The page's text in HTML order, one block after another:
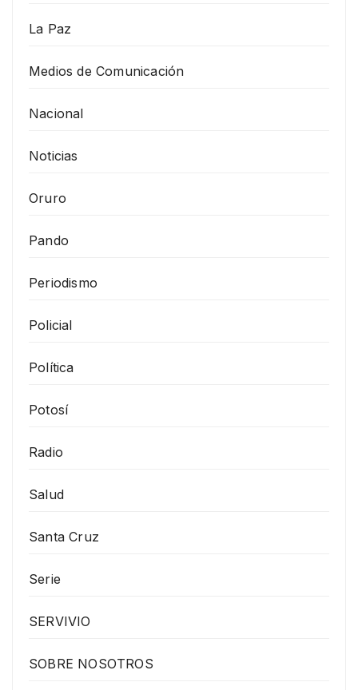
La Paz
Medios de Comunicación
Nacional
Noticias
Oruro
Pando
Periodismo
Policial
Política
Potosí
Radio
Salud
Santa Cruz
Serie
SERVIVIO
SOBRE NOSOTROS